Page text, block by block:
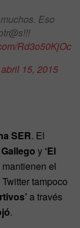
Eso
Rd3o50KjOc
abril 15, 2015
SER. El
y ‘El
mantienen el
tampoco
a través
.